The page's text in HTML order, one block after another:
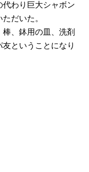
わり巨大シャボン
だいた。
、鉢用の皿、洗剤
ということになり